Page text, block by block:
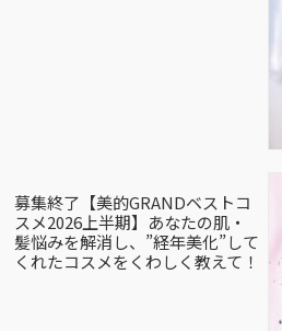
募集終了【美的GRANDベストコ
スメ2026上半期】あなたの肌・
髪悩みを解消し、”経年美化”して
くれたコスメをくわしく教えて！